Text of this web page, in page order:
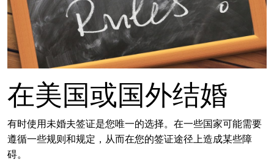
在美国或国外结婚
有时使用未婚夫签证是您唯一的选择。在一些国家可能需要
遵循一些规则和规定，从而在您的签证途径上造成某些障
碍。